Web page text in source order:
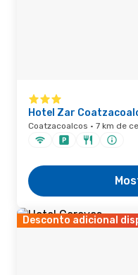
Hotel Zar
Coatzacoalcos · 7 km de
Desconto adicional